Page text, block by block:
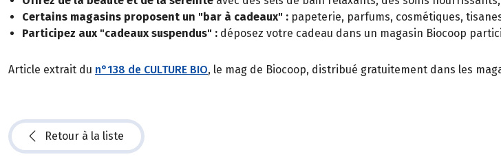
Certains magasins proposent un "bar à cadeaux" : papeterie, parfums, cosmétiques,
Participez aux "cadeaux suspendus" : déposez votre cadeau dans un magasin Biocoop
Article extrait du n°138 de CULTURE BIO, le mag de Biocoop, distribué gratuitement dans les
Retour à la liste